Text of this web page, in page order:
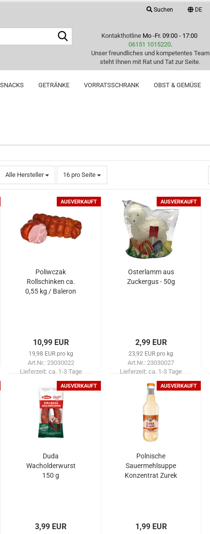
Suchen DE
Kontakthotline Mo -Fr. 09:00 - 17:00
06151 1015220.
Unser freundliches und kompetentes Team
steht Ihnen mit Rat und Tat zur Seite.
GETRÄNKE VORRATSSCHRANK OBST & GEMÜSE
Alle Hersteller 16 pro Seite
pro Seite
AUSVERKAUFT
Poliwczak
Rollschinken ca.
0,55 kg / Baleron
10,99 EUR
19,98 EUR pro kg
Art.Nr.: 23030022
Lieferzeit: ca. 1-3 Tage
AUSVERKAUFT
Osterlamm aus
Zuckergus - 50g
2,99 EUR
23,92 EUR pro kg
Art.Nr.: 23030027
Lieferzeit:ca. 1-3 Tage
AUSVERKAUFT
Duda
Wacholderwurst
150 g
3,99 EUR
AUSVERKAUFT
Polnische
Sauermehlsuppe
Konzentrat Zurek
1,99 EUR